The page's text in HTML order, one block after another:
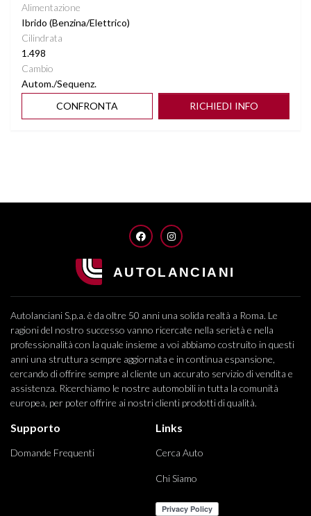
Alimentazione
Ibrido (Benzina/Elettrico)
Cilindrata
1.498
Cambio
Autom./Sequenz.
CONFRONTA
RICHIEDI INFO
FACEBOOKINSTAGRAM
Autolanciani S.p.a. è da oltre 50 anni una solida realtà a Roma. Le
ragioni del nostro successo vanno ricercate nella serietà e nella
professionalità con la quale insieme a voi abbiamo costruito in questi
anni una struttura sempre aggiornata e in continua espansione,
cercando di offrire sempre al cliente un accurato servizio di vendita e
assistenza. Ricerchiamo le nostre automobili in tutta la comunità
europea, per poter offrire ai nostri clienti prodotti di qualità.
Supporto
Domande Frequenti
Links
Cerca Auto
Chi Siamo